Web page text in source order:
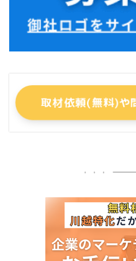
取材依頼(無料)や